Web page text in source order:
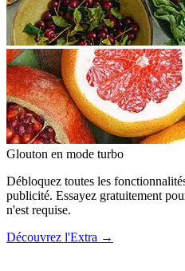
Glouton en mode turbo
Débloquez toutes les
publicité. Essayez gratuitement
n'est requise.
Découvrez l'Extra →